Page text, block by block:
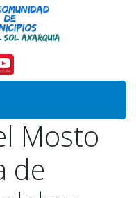
Mosto
de